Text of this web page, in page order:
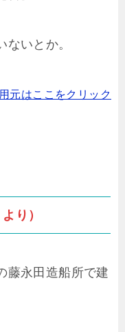
いとか。
元はここをクリック
り）
藤永田造船所で建